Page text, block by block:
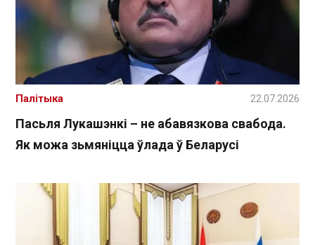
Пасьля Лукашэнкі – не абавязкова свабода.
Як можа зьмяніцца ўлада ў Беларусі
Палітыка 22.07.2026